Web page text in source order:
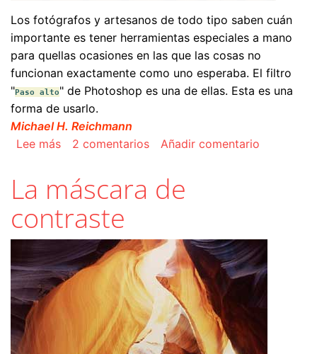
Los fotógrafos y artesanos de todo tipo saben cuán
importante es tener herramientas especiales a mano
para quellas ocasiones en las que las cosas no
funcionan exactamente como uno esperaba. El filtro
"Paso alto" de Photoshop es una de ellas. Esta es una
forma de usarlo.
Michael H. Reichmann
Lee mássobre Enfocar con el filtro de 'Paso alto'
2 comentarios Añadir comentario
La máscara de
contraste